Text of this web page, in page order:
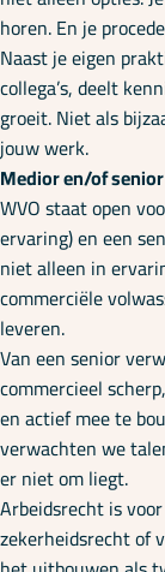
horen. En je
Naast je eigen
collega’s, deelt
groeit. Niet als
jouw werk.
Medior en/of senior
WVO staat open
ervaring) en een
niet alleen in
commerciële
leveren.
Van een senior
commercieel
en actief mee te
verwachten we
er niet om liegt.
Arbeidsrecht is
zekerheidsrecht of